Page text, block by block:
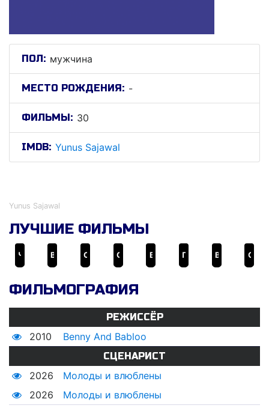
ПОЛ: мужчина
МЕСТО РОЖДЕНИЯ: -
ФИЛЬМЫ: 30
IMDB: Yunus Sajawal
Yunus Sajawal
ЛУЧШИЕ ФИЛЬМЫ
ФИЛЬМОГРАФИЯ
РЕЖИССЁР
2010 Benny And Babloo
СЦЕНАРИСТ
2026
Молоды и влюблены
2026
Молоды и влюблены